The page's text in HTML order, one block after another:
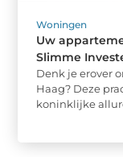
Woningen
Uw
Slimme
Denk je erover
Haag? Deze
koninklijke